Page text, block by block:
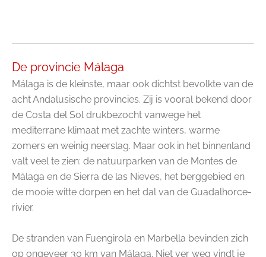
De provincie Málaga
Málaga is de kleinste, maar ook dichtst bevolkte van de
acht Andalusische provincies. Zij is vooral bekend door
de Costa del Sol drukbezocht vanwege het
mediterrane klimaat met zachte winters, warme
zomers en weinig neerslag. Maar ook in het binnenland
valt veel te zien: de natuurparken van de Montes de
Málaga en de Sierra de las Nieves, het berggebied en
de mooie witte dorpen en het dal van de Guadalhorce-
rivier.
De stranden van Fuengirola en Marbella bevinden zich
op ongeveer 30 km van Málaga. Niet ver weg vindt je